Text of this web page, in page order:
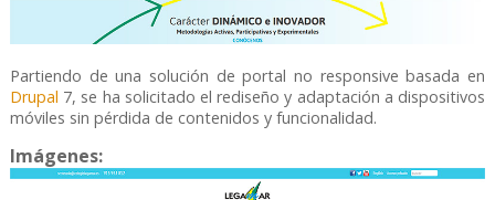
Partiendo de una solución de portal no responsive basada en
Drupal 7, se ha solicitado el rediseño y adaptación a dispositivos
móviles sin pérdida de contenidos y funcionalidad.
Imágenes: